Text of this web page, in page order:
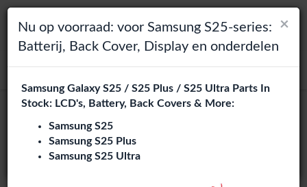
×
Kies je taal
Het lijkt erop dat je inVerenigde Statenbent.
Bezoeken.phone-city.nl
Blijf op deze site
Toggle navigation
zoeken
Login
Oppo Reno5 F onderdelen
groothandel
4 artikelen
×
Nu op voorraad: voor Samsung S25-series:
Batterij, Back Cover, Display en onderdelen
Samsung Galaxy S25 / S25 Plus / S25 Ultra Parts In
Stock: LCD's, Battery, Back Covers & More:
Samsung S25
Samsung S25 Plus
Samsung S25 Ultra